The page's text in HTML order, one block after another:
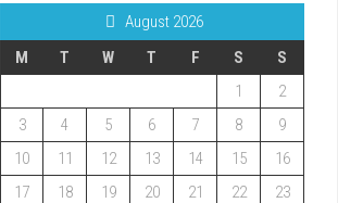
August 2026
M
T W T F S
S
1
2
3
4 5 6 7 8
9
10
11 12 13 14 15
16
17
18 19 20 21 22
23